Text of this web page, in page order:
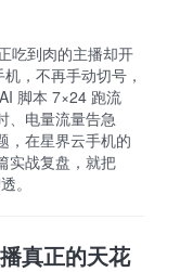
吃到肉的主播却开
，不再手动切号，
脚本 7×24 跑流
、电量流量告急
在星界云手机的
实战复盘，就把
。
真正的天花